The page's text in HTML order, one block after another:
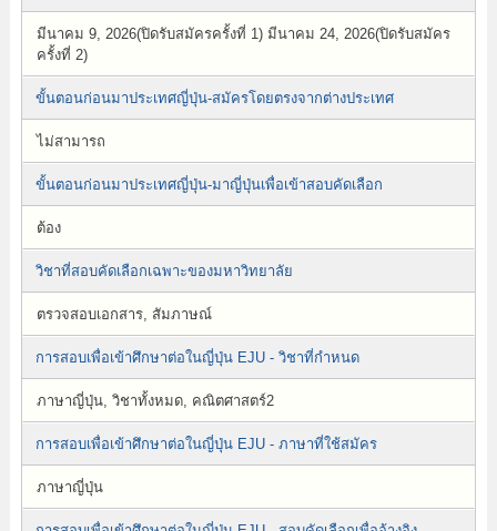
มีนาคม 9, 2026(ปิดรับสมัครครั้งที่ 1) มีนาคม 24, 2026(ปิดรับสมัคร
ครั้งที่ 2)
ขั้นตอนก่อนมาประเทศญี่ปุ่น-สมัครโดยตรงจากต่างประเทศ
ไม่สามารถ
ขั้นตอนก่อนมาประเทศญี่ปุ่น-มาญี่ปุ่นเพื่อเข้าสอบคัดเลือก
ต้อง
วิชาที่สอบคัดเลือกเฉพาะของมหาวิทยาลัย
ตรวจสอบเอกสาร, สัมภาษณ์
การสอบเพื่อเข้าศึกษาต่อในญี่ปุ่น EJU - วิชาที่กำหนด
ภาษาญี่ปุ่น, วิชาทั้งหมด, คณิตศาสตร์2
การสอบเพื่อเข้าศึกษาต่อในญี่ปุ่น EJU - ภาษาที่ใช้สมัคร
ภาษาญี่ปุ่น